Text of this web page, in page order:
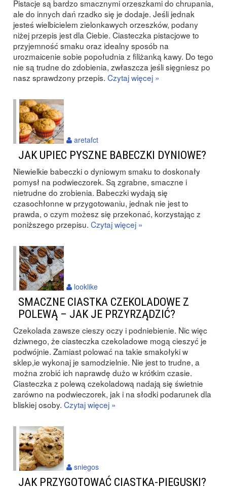
Pistacje są bardzo smacznymi orzeszkami do chrupania,
ale do innych dań rzadko się je dodaje. Jeśli jednak
jesteś wielbicielem zielonkawych orzeszków, podany
niżej przepis jest dla Ciebie. Ciasteczka pistacjowe to
przyjemność smaku oraz idealny sposób na
urozmaicenie sobie popołudnia z filiżanką kawy. Do tego
nie są trudne do zdobienia, zwłaszcza jeśli sięgniesz po
nasz sprawdzony przepis. Czytaj więcej »
JAK UPIEC PYSZNE BABECZKI DYNIOWE?
Niewielkie babeczki o dyniowym smaku to doskonały
pomysł na podwieczorek. Są zgrabne, smaczne i
nietrudne do zrobienia. Babeczki wydają się
czasochłonne w przygotowaniu, jednak nie jest to
prawda, o czym możesz się przekonać, korzystając z
poniższego przepisu. Czytaj więcej »
aretafct
SMACZNE CIASTKA CZEKOLADOWE Z
POLEWĄ – JAK JE PRZYRZĄDZIĆ?
Czekolada zawsze cieszy oczy i podniebienie. Nic więc
dziwnego, że ciasteczka czekoladowe mogą cieszyć je
podwójnie. Zamiast polować na takie smakołyki w
sklep,ie wykonaj je samodzielnie. Nie jest to trudne, a
można zrobić ich naprawdę dużo w krótkim czasie.
Ciasteczka z polewą czekoladową nadają się świetnie
zarówno na podwieczorek, jak i na słodki podarunek dla
bliskiej osoby. Czytaj więcej »
looklike
JAK PRZYGOTOWAĆ CIASTKA-PIEGUSKI?
sniegos